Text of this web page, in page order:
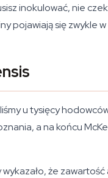
inokulować, nie
pojawiają się zwykle w
u tysięcy
a na końcu
że